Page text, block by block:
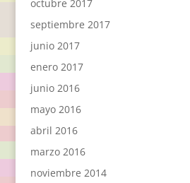
octubre 2017
septiembre 2017
junio 2017
enero 2017
junio 2016
mayo 2016
abril 2016
marzo 2016
noviembre 2014